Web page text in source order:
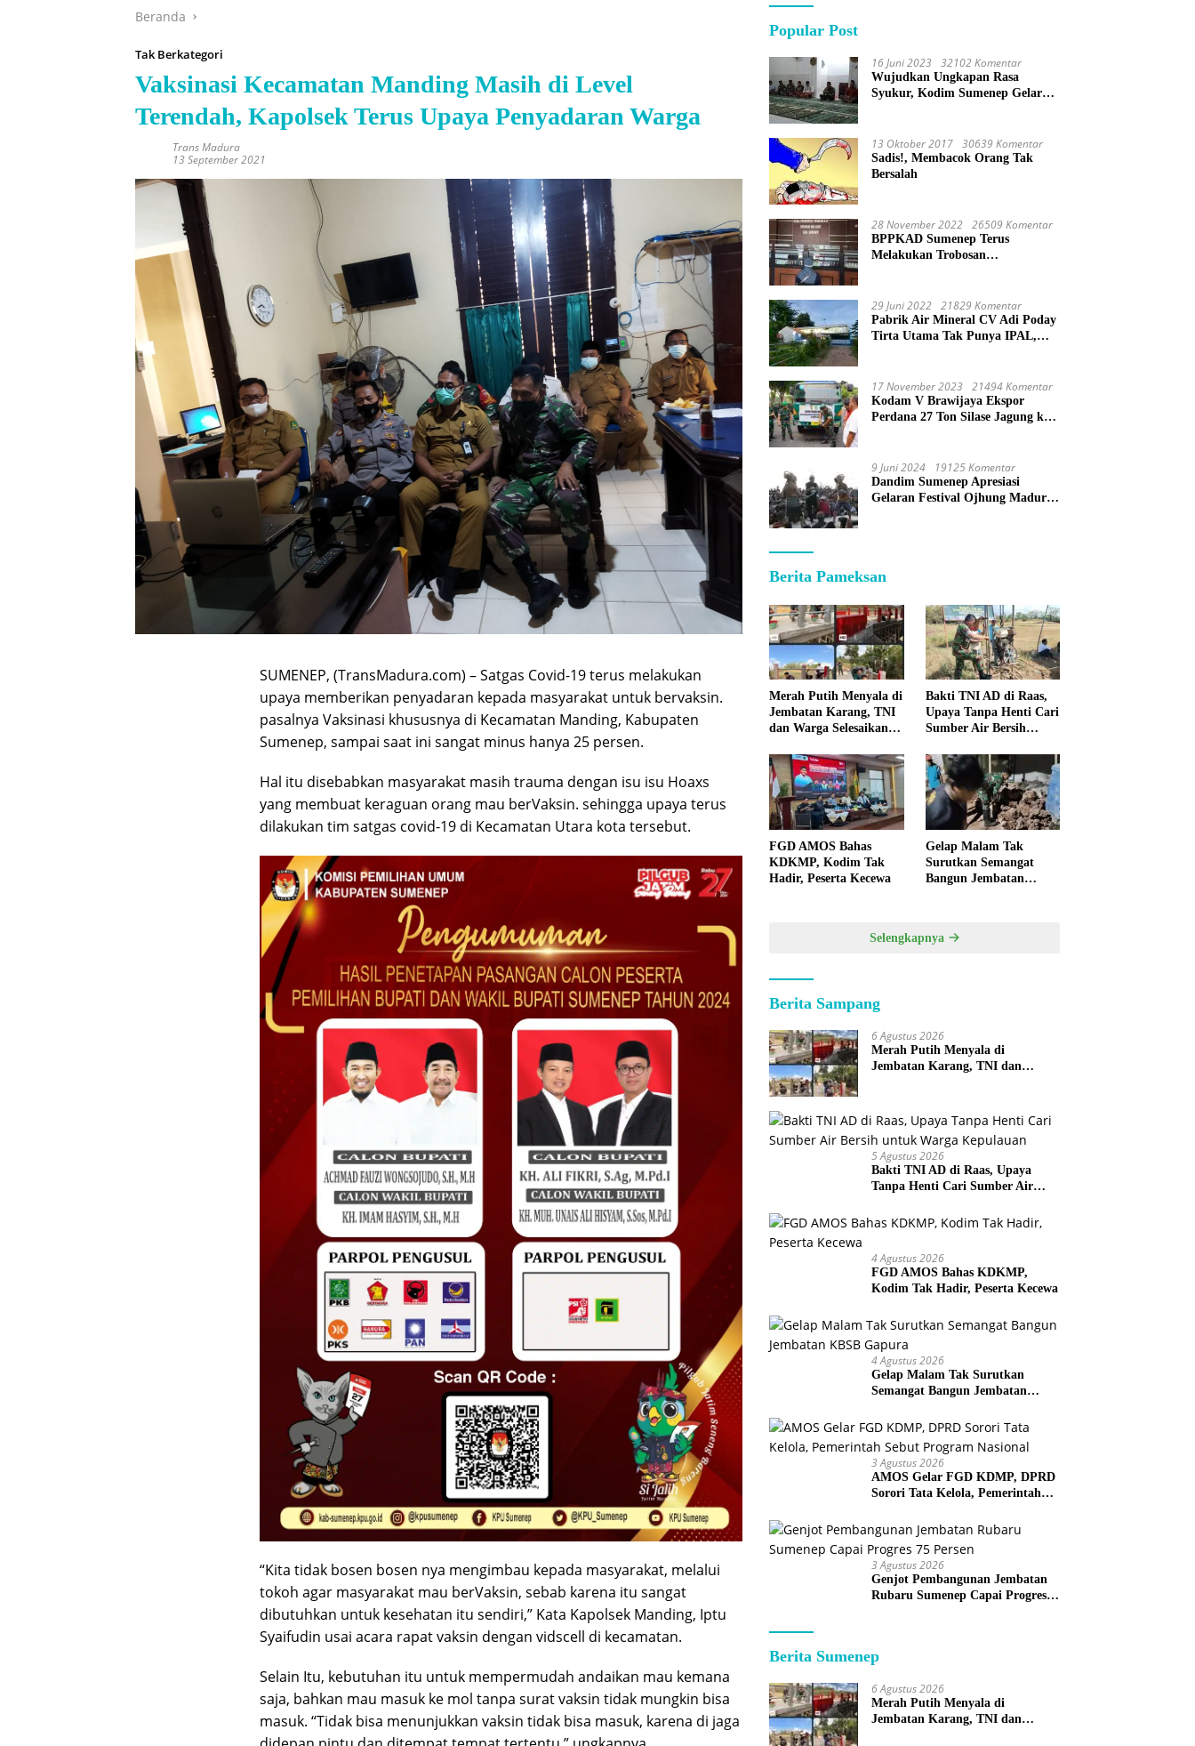
Beranda
Tak Berkategori
Vaksinasi Kecamatan Manding Masih di Level
Terendah, Kapolsek Terus Upaya Penyadaran Warga
Trans Madura
13 September 2021
SUMENEP, (TransMadura.com) – Satgas Covid-19 terus melakukan
upaya memberikan penyadaran kepada masyarakat untuk bervaksin.
pasalnya Vaksinasi khususnya di Kecamatan Manding, Kabupaten
Sumenep, sampai saat ini sangat minus hanya 25 persen.
Hal itu disebabkan masyarakat masih trauma dengan isu isu Hoaxs
yang membuat keraguan orang mau berVaksin. sehingga upaya terus
dilakukan tim satgas covid-19 di Kecamatan Utara kota tersebut.
“Kita tidak bosen bosen nya mengimbau kepada masyarakat, melalui
tokoh agar masyarakat mau berVaksin, sebab karena itu sangat
dibutuhkan untuk kesehatan itu sendiri,” Kata Kapolsek Manding, Iptu
Syaifudin usai acara rapat vaksin dengan vidscell di kecamatan.
Selain Itu, kebutuhan itu untuk mempermudah andaikan mau kemana
saja, bahkan mau masuk ke mol tanpa surat vaksin tidak mungkin bisa
masuk. “Tidak bisa menunjukkan vaksin tidak bisa masuk, karena di jaga
Popular Post
16 Juni 2023 32102 Komentar
Wujudkan Ungkapan Rasa
Syukur, Kodim Sumenep Gelar
13 Oktober 2017 30639 Komentar
Sadis!, Membacok Orang Tak
Bersalah
28 November 2022 26509 Komentar
BPPKAD Sumenep Terus
Melakukan Trobosan
29 Juni 2022 21829 Komentar
Pabrik Air Mineral CV Adi Poday
Tirta Utama Tak Punya IPAL,
17 November 2023 21494 Komentar
Kodam V Brawijaya Ekspor
Perdana 27 Ton Silase Jagung ke
9 Juni 2024 19125 Komentar
Dandim Sumenep Apresiasi
Gelaran Festival Ojhung Madura
Berita Pameksan
Merah Putih Menyala di
Jembatan Karang, TNI
dan Warga Selesaikan
Bakti TNI AD di Raas,
Upaya Tanpa Henti Cari
Sumber Air Bersih
Kepulauan
FGD AMOS Bahas
KDKMP, Kodim Tak
Hadir, Peserta Kecewa
Gelap Malam Tak
Surutkan Semangat
Bangun Jembatan
Selengkapnya
Berita Sampang
6 Agustus 2026
Merah Putih Menyala di
Jembatan Karang, TNI dan
5 Agustus 2026
Bakti TNI AD di Raas, Upaya
Tanpa Henti Cari Sumber Air
4 Agustus 2026
FGD AMOS Bahas KDKMP,
Kodim Tak Hadir, Peserta Kecewa
4 Agustus 2026
Gelap Malam Tak Surutkan
Semangat Bangun Jembatan
3 Agustus 2026
AMOS Gelar FGD KDMP, DPRD
Sorori Tata Kelola, Pemerintah
3 Agustus 2026
Genjot Pembangunan Jembatan
Rubaru Sumenep Capai Progres
Berita Sumenep
6 Agustus 2026
Merah Putih Menyala di
Jembatan Karang, TNI dan